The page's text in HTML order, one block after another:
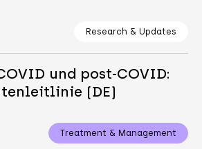
Research & Updates
und post-COVID:
(DE)
Treatment & Management